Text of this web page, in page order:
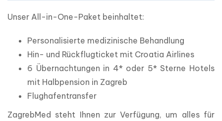
Unser All-in-One-Paket beinhaltet:
Personalisierte medizinische Behandlung
Hin- und Rückflugticket mit Croatia Airlines
6 Übernachtungen in 4* oder 5* Sterne Hotels
mit Halbpension in Zagreb
Flughafentransfer
ZagrebMed steht Ihnen zur Verfügung, um alles für